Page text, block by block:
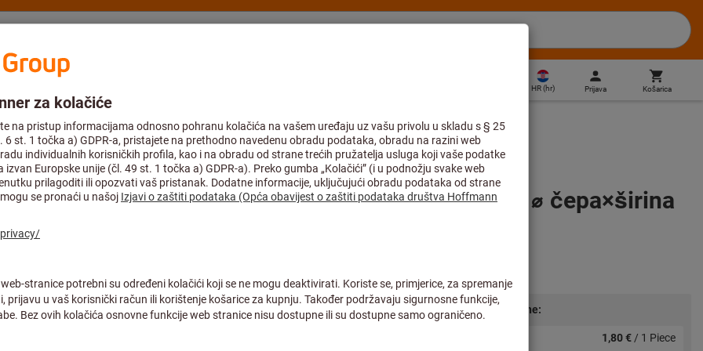
and support
HR(hr) Prijava Košarica
i poliranje Alati za fino brušenje Brusne čahure
Brusni čep (CER) zrno 40 grubo, ⌀ čepa×širina
Razmjerne cijene:
1,80 €/ 1 Piece